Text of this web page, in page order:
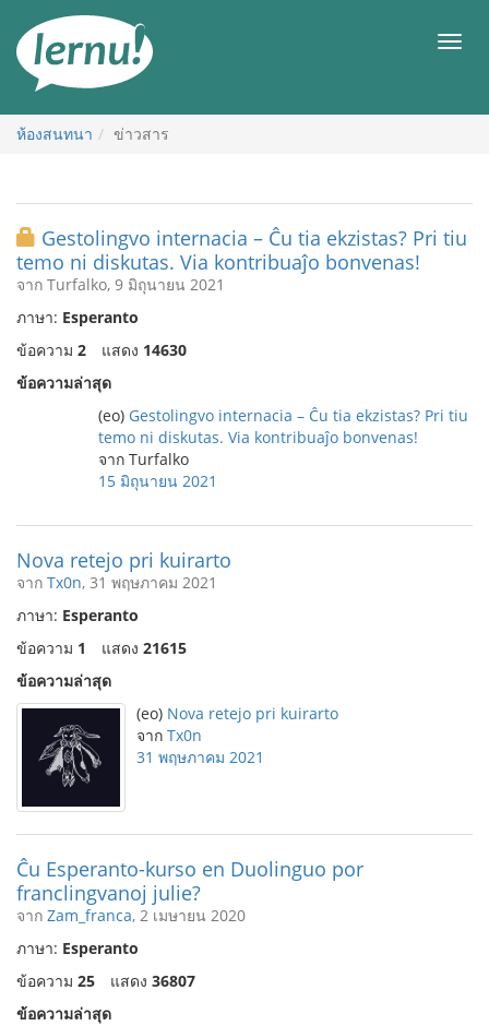
สารบัญ
เมนู
ห้องสนทนา ข่าวสาร
Gestolingvo internacia – Ĉu tia ekzistas? Pri tiu
temo ni diskutas. Via kontribuaĵo bonvenas!
จาก Turfalko, 9 มิถุนายน 2021
ภาษา: Esperanto
ข้อความ 2 แสดง 14630
ข้อความล่าสุด
(eo) Gestolingvo internacia – Ĉu tia ekzistas? Pri tiu
temo ni diskutas. Via kontribuaĵo bonvenas!
จาก Turfalko
15 มิถุนายน 2021
Nova retejo pri kuirarto
จาก Tx0n, 31 พฤษภาคม 2021
ภาษา: Esperanto
ข้อความ 1 แสดง 21615
ข้อความล่าสุด
(eo) Nova retejo pri kuirarto
จาก Tx0n
31 พฤษภาคม 2021
Ĉu Esperanto-kurso en Duolinguo por
franclingvanoj julie?
จาก Zam_franca, 2 เมษายน 2020
ภาษา: Esperanto
ข้อความ 25 แสดง 36807
ข้อความล่าสุด